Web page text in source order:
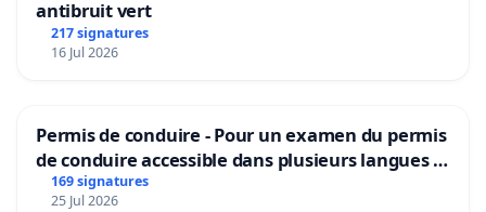
antibruit vert
217 signatures
16 Jul 2026
Permis de conduire - Pour un examen du permis
de conduire accessible dans plusieurs langues à
Bruxelles
169 signatures
25 Jul 2026